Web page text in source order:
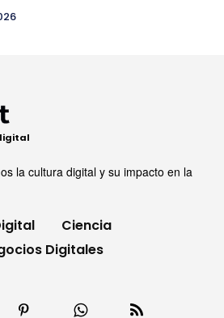
la cultura digital y su impacto en la
Ciencia
Digitales